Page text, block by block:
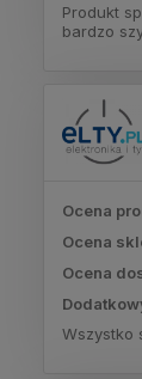
Produkt
bardzo
Ocena
Ocena
Ocena
Wszystko